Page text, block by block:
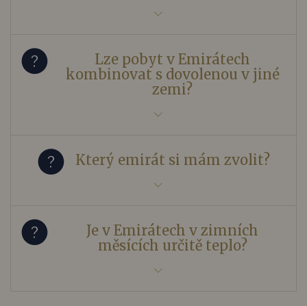
Lze pobyt v Emirátech
kombinovat s dovolenou v jiné
zemi?
Který emirát si mám zvolit?
Je v Emirátech v zimních
měsících určitě teplo?